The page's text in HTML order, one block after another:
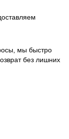
мы быстро
без лишних